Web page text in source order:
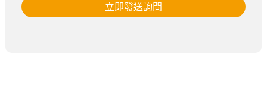
立即發送詢問